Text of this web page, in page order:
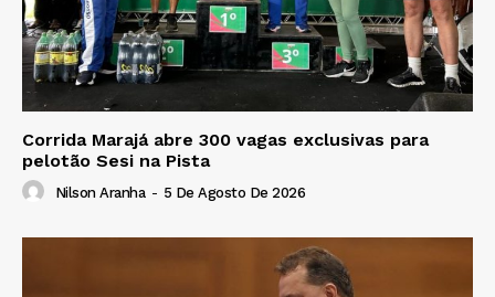
Corrida Marajá abre 300 vagas exclusivas para
pelotão Sesi na Pista
Nilson Aranha - 5 De Agosto De 2026